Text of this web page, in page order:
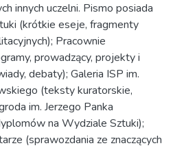
innych uczelni. Pismo posiada
(krótkie eseje, fragmenty
Pracownie
prowadzący, projekty i
debaty); Galeria ISP im.
(teksty kuratorskie,
im. Jerzego Panka
na Wydziale Sztuki);
(sprawozdania ze znaczących